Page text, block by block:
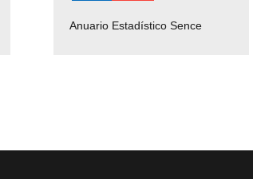
Anuario Estadístico Sence
Solicitud Audiencias y